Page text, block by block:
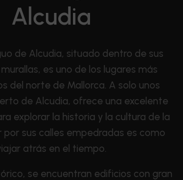
Alcudia
de Alcudia, situado dentro de sus
es uno de los lugares más
del norte de Mallorca. A solo unos
de Alcudia, ofrece una excelente
explorar la historia y la cultura de la
por sus calles empedradas es como
atrás en el tiempo.
se encuentran edificios con gran